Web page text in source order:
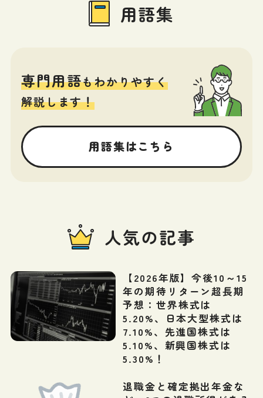
用語集
専門用語もわかりやすく
解説します！
用語集はこちら
人気の記事
【2026年版】今後10～15
年の期待リターン超長期
予想：世界株式は
5.20%、日本大型株式は
7.10%、先進国株式は
5.10%、新興国株式は
5.30%！
退職金と確定拠出年金な